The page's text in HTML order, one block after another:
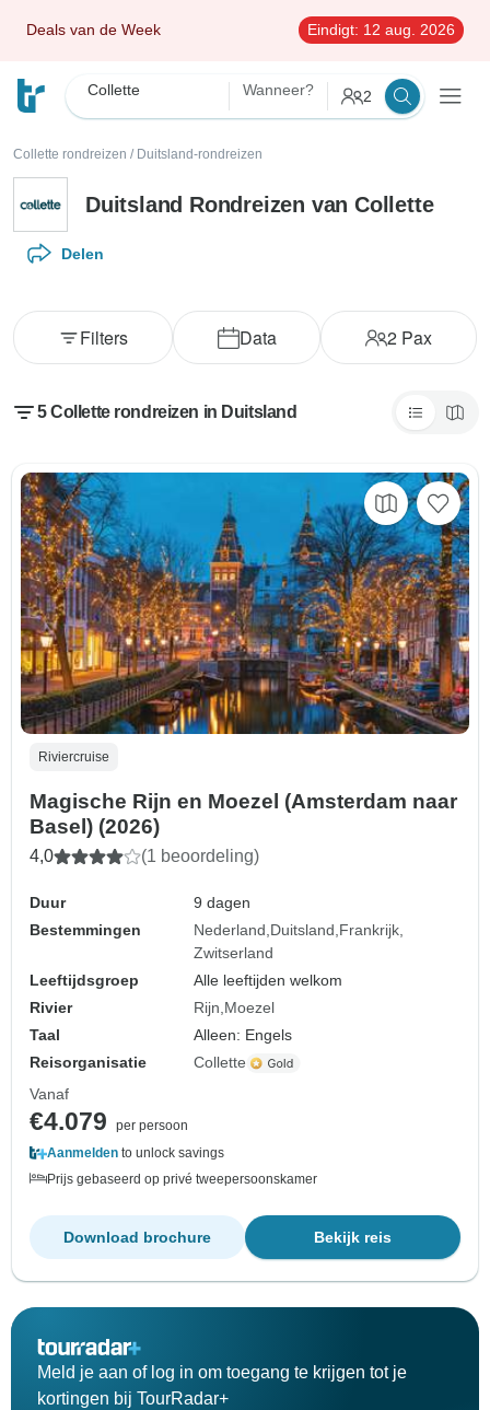
Deals van de Week Eindigt: 12 aug. 2026
Collette Wanneer? 2
Collette rondreizen / Duitsland-rondreizen
Duitsland Rondreizen van Collette
Delen
Data 2 Pax
Filters
5 Collette rondreizen in Duitsland
Riviercruise
Magische Rijn en Moezel (Amsterdam naar
Basel) (2026)
4,0 (1 beoordeling)
Duur
9 dagen
Bestemmingen
Nederland Duitsland Frankrijk
Zwitserland
Leeftijdsgroep
Alle leeftijden welkom
Rivier
Rijn Moezel
Taal
Alleen: Engels
Reisorganisatie
Collette
Vanaf
€4.079
per persoon
Aanmelden to unlock savings
Prijs gebaseerd op privé tweepersoonskamer
Bekijk reis
Download brochure
Meld je aan of log in om toegang te krijgen tot je
kortingen bij TourRadar+